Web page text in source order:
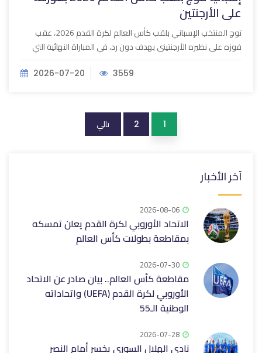
على الأرجنتين
توج المنتخب الإسباني بلقب كأس العالم لكرة القدم 2026، عقب
فوزه على نظيره الأرجنتيني‎ ‎بهدف دون رد، في المباراة ‏النهائية التي
2026-07-20 3559
1
2 تالي
آخر الأخبار
2026-08-06
الاتحاد الأوروبي لكرة القدم يعلن تمسكه
بمقاطعة بطولات كأس العالم
2026-07-30
مقاطعة كأس العالم.. بيان صادر عن الاتحاد
الأوروبي لكرة القدم (UEFA) واتحاداته
الوطنية الـ55
2026-07-28
نادي الهلال السوري يخسر أمام النصر